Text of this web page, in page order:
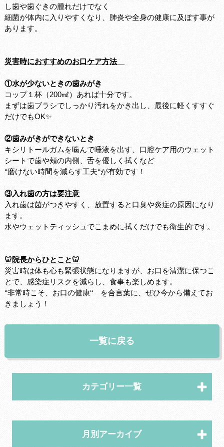
し歯や歯ぐきの腫れだけでなく
細菌が体内に入りやすくなり、肺炎や全身の健康に及ぼす事が
あります。
災害時におすすめのお口ケア方法
①水が少ないときの歯みがき
コップ１杯（200㎖）あれば十分です。
まずは歯ブラシでしっかり汚れをかき出し、最後に軽くすすぐ
だけでもOK✨
②歯みがきができないとき
キシリトールガムを噛んで唾液を出す、口腔ケア用のウェット
シートで歯や頬の内側、舌を優しく拭くなど
‘‘磨けない時間を減らす工夫‘‘が有効です！
③入れ歯の方は要注意
入れ歯は菌がつきやすく、放置すると口臭や炎症の原因になり
ます。
水やウェットティッシュでこまめに拭くだけでも衛生的です。
🦷院長からひとこと🦷
災害時は体も心も緊張状態になりますが、お口を清潔に保つこ
とで、感染症リスクを減らし、食事も楽しめます。
‘‘非常時こそ、お口の健康‘‘ を合言葉に、ぜひ今から備えてお
きましょう！
一覧に戻る
カテゴリー一覧
月別アーカイブ